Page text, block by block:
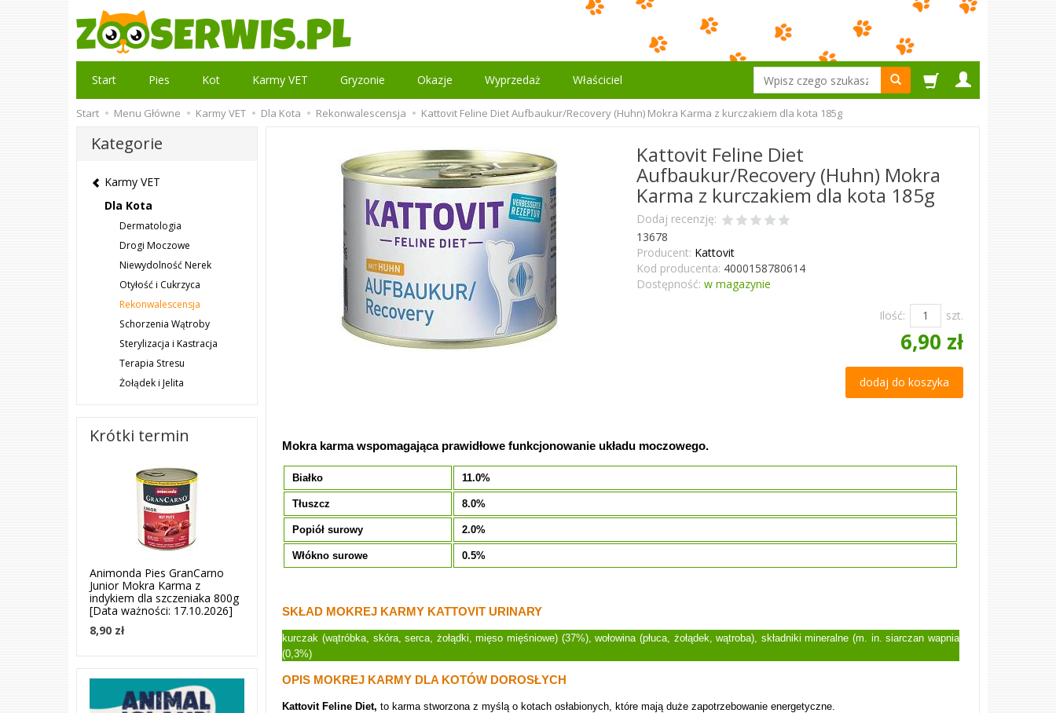
Wyszukaj
Start Pies Kot Karmy VET Gryzonie Okazje Wyprzedaż Właściciel
Start Menu Główne Karmy VET Dla Kota Rekonwalescensja Kattovit Feline Diet Aufbaukur/Recovery (Huhn) Mokra Karma z kurczakiem dla kota 185g
Kattovit Feline Diet
Aufbaukur/Recovery (Huhn) Mokra
Karma z kurczakiem dla kota 185g
Dodaj recenzję:
13678
Producent: Kattovit
Kod producenta: 4000158780614
Dostępność: w magazynie
Ilość: szt.
6,90 zł
dodaj do koszyka
Mokra karma wspomagająca prawidłowe funkcjonowanie układu moczowego.
Białko 11.0%
Tłuszcz 8.0%
Popiół surowy 2.0%
Włókno surowe 0.5%
SKŁAD MOKREJ KARMY KATTOVIT URINARY
kurczak (wątróbka, skóra, serca, żołądki, mięso mięśniowe) (37%), wołowina (płuca, żołądek, wątroba), składniki mineralne (m. in. siarczan wapnia
(0,3%)
OPIS MOKREJ KARMY DLA KOTÓW DOROSŁYCH
Kattovit Feline Diet,to karma stworzona z myślą o kotach osłabionych, które mają duże zapotrzebowanie energetyczne.
Kategorie
Karmy VET
Dla Kota
Dermatologia
Drogi Moczowe
Niewydolność Nerek
Otyłość i Cukrzyca
Rekonwalescensja
Schorzenia Wątroby
Sterylizacja i Kastracja
Terapia Stresu
Żołądek i Jelita
Krótki termin
Animonda Pies GranCarno
Junior Mokra Karma z
indykiem dla szczeniaka 800g
[Data ważności: 17.10.2026]
8,90 zł